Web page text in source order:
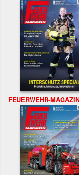
FEUERWEHR-